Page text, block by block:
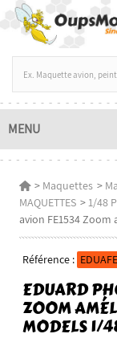
MENU
> Maquettes >
MAQUETTES >1/48
avion FE1534
Référence :
EDUARD
ZOOM
MODELS 1/